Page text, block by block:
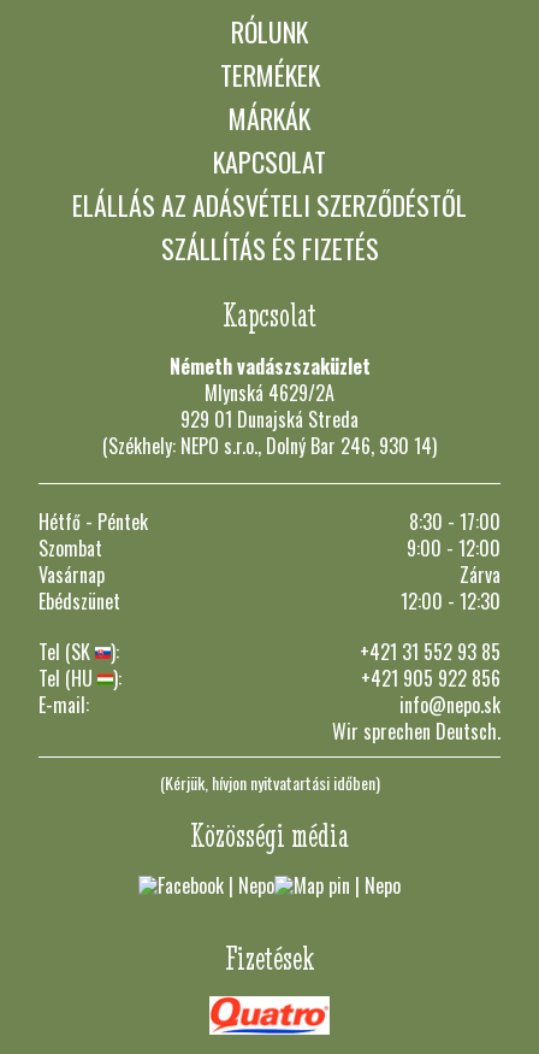
RÓLUNK
TERMÉKEK
MÁRKÁK
KAPCSOLAT
ELÁLLÁS AZ ADÁSVÉTELI SZERZŐDÉSTŐL
SZÁLLÍTÁS ÉS FIZETÉS
Kapcsolat
Németh vadászszaküzlet
Mlynská 4629/2A
929 01 Dunajská Streda
(Székhely: NEPO s.r.o., Dolný Bar 246, 930 14)
Hétfő - Péntek
8:30 - 17:00
Szombat
9:00 - 12:00
Vasárnap
Zárva
Ebédszünet
12:00 - 12:30
Tel (SK
):
+421 31 552 93 85
Tel (HU
):
+421 905 922 856
E-mail:
info@nepo.sk
Wir sprechen Deutsch.
(Kérjük, hívjon nyitvatartási időben)
Közösségi média
Fizetések